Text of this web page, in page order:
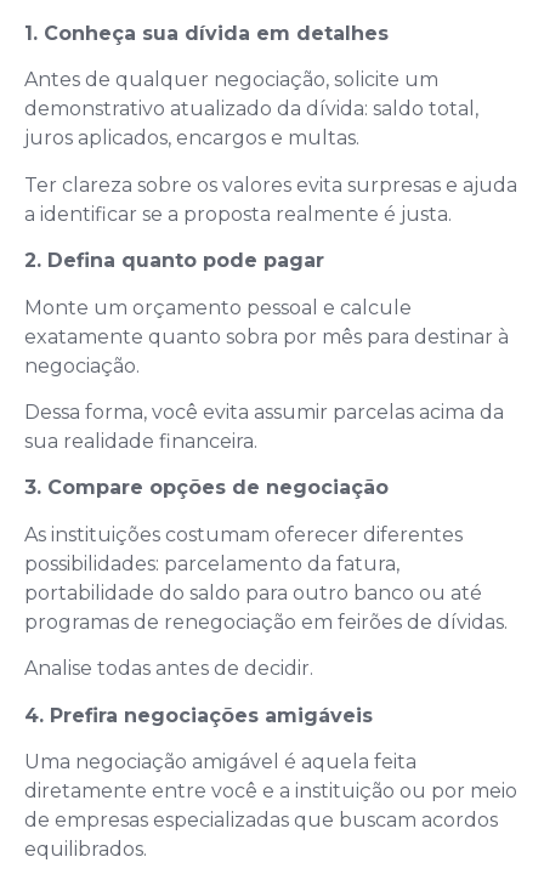
1. Conheça sua dívida em detalhes
Antes de qualquer negociação, solicite um
demonstrativo atualizado da dívida: saldo total,
juros aplicados, encargos e multas.
Ter clareza sobre os valores evita surpresas e ajuda
a identificar se a proposta realmente é justa.
2. Defina quanto pode pagar
Monte um orçamento pessoal e calcule
exatamente quanto sobra por mês para destinar à
negociação.
Dessa forma, você evita assumir parcelas acima da
sua realidade financeira.
3. Compare opções de negociação
As instituições costumam oferecer diferentes
possibilidades: parcelamento da fatura,
portabilidade do saldo para outro banco ou até
programas de renegociação em feirões de dívidas.
Analise todas antes de decidir.
4. Prefira negociações amigáveis
Uma negociação amigável é aquela feita
diretamente entre você e a instituição ou por meio
de empresas especializadas que buscam acordos
equilibrados.